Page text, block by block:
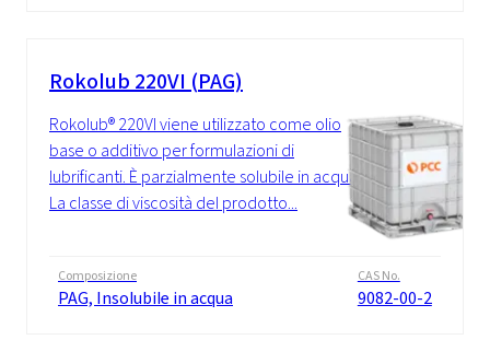
Rokolub 220VI (PAG)
Rokolub® 220VI viene utilizzato come olio
base o additivo per formulazioni di
lubrificanti. È parzialmente solubile in acqua.
La classe di viscosità del prodotto...
Composizione
PAG, Insolubile in acqua
CAS No.
9082-00-2